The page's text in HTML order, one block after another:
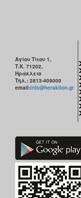
Αγίου Τίτου 1,
Τ.Κ. 71202,
Ηράκλειο
Τηλ.: 2813-409000
email:info@heraklion.gr